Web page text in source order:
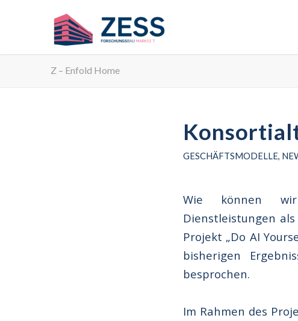
Z – Enfold Home
GESCHÄFTSMODELLE,
Wie können wir
Dienstleistungen
Projekt „Do AI
bisherigen
besprochen.
Im Rahmen des